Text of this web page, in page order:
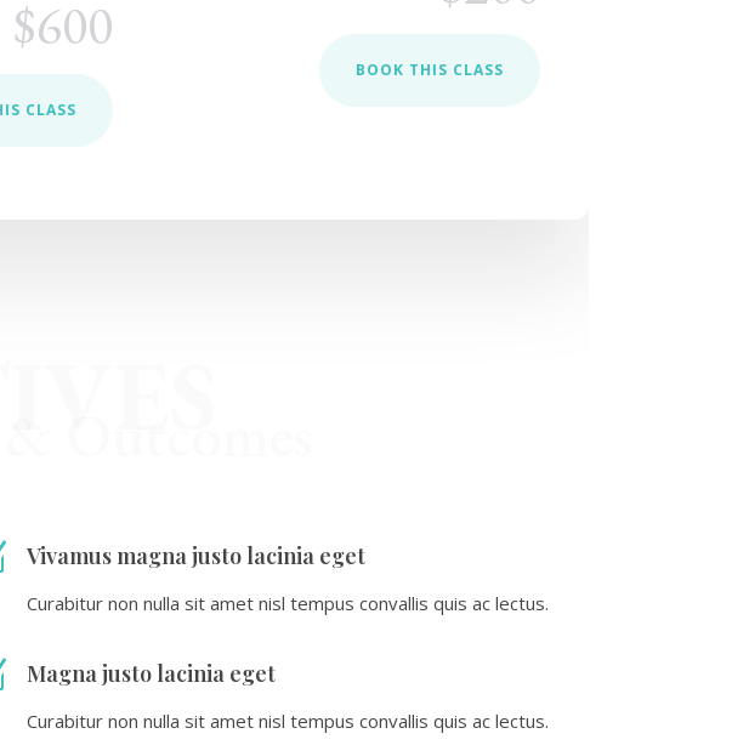
$600
CLASS
BOOK THIS CLASS
Vivamus magna justo lacinia eget
Curabitur non nulla sit amet nisl tempus convallis quis ac lectus.
Magna justo lacinia eget
Curabitur non nulla sit amet nisl tempus convallis quis ac lectus.